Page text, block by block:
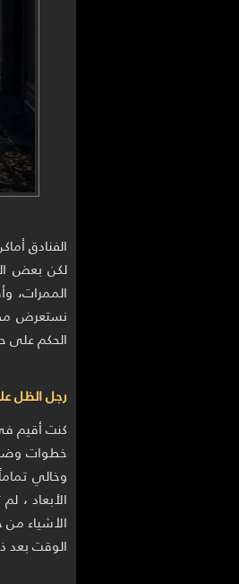
الفنادق
لكن بعض
الممرات،
نستعرض
الحكم على
رجل الظل
كنت أقيم
خطوات
وخالي
الأبعاد ،
الأشياء
الوقت بعد